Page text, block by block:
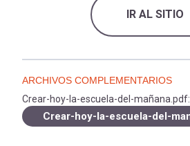
IR AL SITIO
ARCHIVOS COMPLEMENTARIOS
Crear-hoy-la-escuela-del-mañana.pdf: